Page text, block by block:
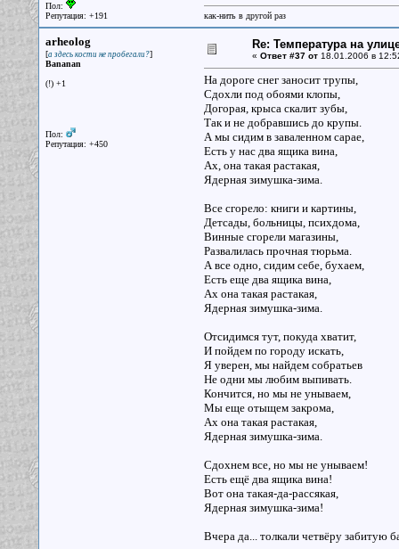
Пол:
Репутация: +191
как-нить в другой раз
arheolog
[а здесь кости не пробегали?]
Bananan
(!) +1
Пол:
Репутация: +450
Re: Температура на
« Ответ #37 от18.01.2006 в
На дороге снег заносит трупы,
Сдохли под обоями клопы,
Догорая, крыса скалит зубы,
Так и не добравшись до крупы.
А мы сидим в заваленном сарае,
Есть у нас два ящика вина,
Ах, она такая растакая,
Ядерная зимушка-зима.
Все сгорело: книги и картины,
Детсады, больницы, психдома,
Винные сгорели магазины,
Развалилась прочная тюрьма.
А все одно, сидим себе, бухаем,
Есть еще два ящика вина,
Ах она такая растакая,
Ядерная зимушка-зима.
Отсидимся тут, покуда хватит,
И пойдем по городу искать,
Я уверен, мы найдем собратьев
Не одни мы любим выпивать.
Кончится, но мы не унываем,
Мы еще отыщем закрома,
Ах она такая растакая,
Ядерная зимушка-зима.
Сдохнем все, но мы не унываем!
Есть ещё два ящика вина!
Вот она такая-да-рассякая,
Ядерная зимушка-зима!
Вчера да... толкали четвёру забитую